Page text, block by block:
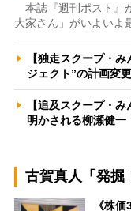
本誌『週刊ポスト』
大家さん」がいよいよ
【独走スクープ・
ジェクト”の計画変
【追及スクープ・
明かされる柳瀬健
古賀真人「発掘
《株